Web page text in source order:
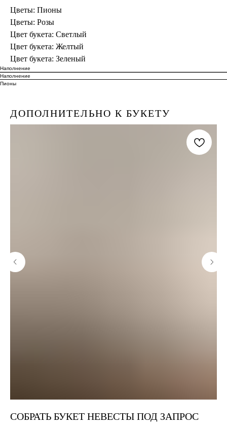
Цветы: Пионы
Цветы: Розы
Цвет букета: Светлый
Цвет букета: Желтый
Цвет букета: Зеленый
Наполнение
Наполнение
Пионы
ДОПОЛНИТЕЛЬНО К БУКЕТУ
СОБРАТЬ БУКЕТ НЕВЕСТЫ ПОД ЗАПРОС